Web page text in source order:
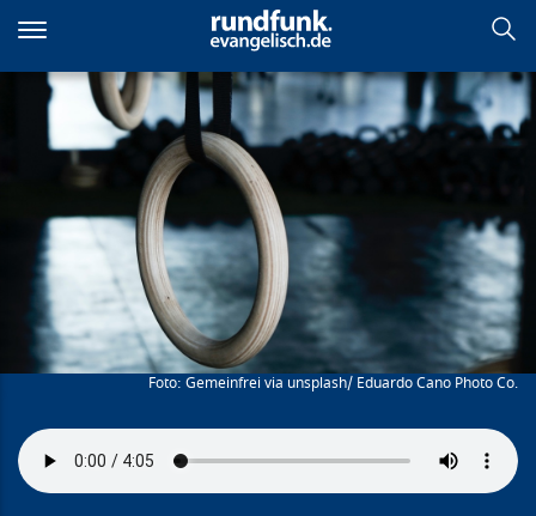
zum
Inhalt
Mach meine Seele gesund
Gemeinfrei via unsplash/ Eduardo Cano Photo Co.